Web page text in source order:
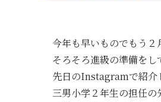
今年も早いものでもう２
そろそろ進級の準備をし
先日のInstagramで紹介
三男小学２年生の担任